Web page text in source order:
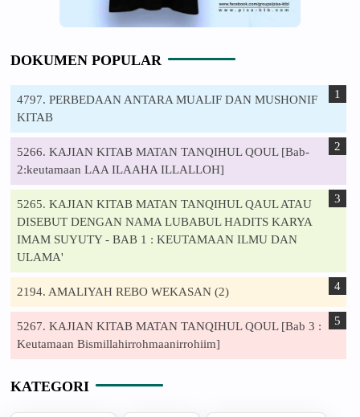
DOKUMEN POPULAR
4797. PERBEDAAN ANTARA MUALIF DAN MUSHONIF
KITAB
5266. KAJIAN KITAB MATAN TANQIHUL QOUL [Bab-
2:keutamaan LAA ILAAHA ILLALLOH]
5265. KAJIAN KITAB MATAN TANQIHUL QAUL ATAU
DISEBUT DENGAN NAMA LUBABUL HADITS KARYA
IMAM SUYUTY - BAB 1 : KEUTAMAAN ILMU DAN
ULAMA'
2194. AMALIYAH REBO WEKASAN (2)
5267. KAJIAN KITAB MATAN TANQIHUL QOUL [Bab 3 :
Keutamaan Bismillahirrohmaanirrohiim]
KATEGORI